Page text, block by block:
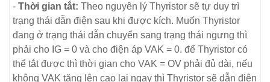
- Thời gian tắt: Theo nguyên lý Thyristor sẽ tự duy trì
trạng thái dẫn điện sau khi được kích. Muốn Thyristor
đang ở trạng thái dẫn chuyển sang trạng thái ngưng thì
phải cho IG = 0 và cho điện áp VAK = 0. để Thyristor có
thể tắt được thì thời gian cho VAK = OV phải đủ dài, nếu
không VAK tăng lên cao lại ngay thì Thyristor sẽ dẫn điện